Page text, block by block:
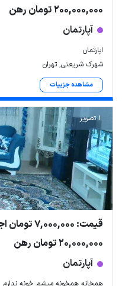
200,000,000 تومان رهن
آپارتمان
اپارتمان
شهرک شریعتی, تهران
مشاهده جزییات
1 تصویر
قیمت: 7,000,000 تومان اجاره
20,000,000 تومان رهن
آپارتمان
همخانه همخونه میشم خونه ندارم